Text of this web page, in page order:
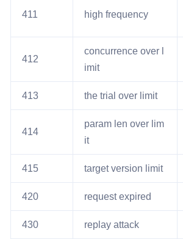
411 high frequency
412
concurrence over l
imit
413 the trial over limit
414
param len over lim
it
415 target version limit
420 request expired
430 replay attack